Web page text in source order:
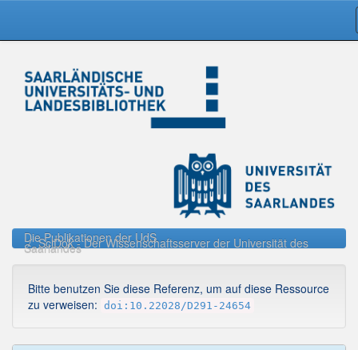
navigation
Die Publikationen der UdS
SciDok - Der Wissenschaftsserver der Universität des
Saarlandes
Bitte benutzen Sie diese Referenz, um auf diese Ressource
zu verweisen: doi:10.22028/D291-24654